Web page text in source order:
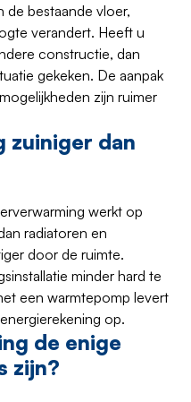
de bestaande vloer,
verandert. Heeft u
constructie, dan
gekeken. De aanpak
zijn ruimer
zuiniger dan
werkt op
radiatoren en
door de ruimte.
minder hard te
een warmtepomp levert
op.
de enige
zijn?